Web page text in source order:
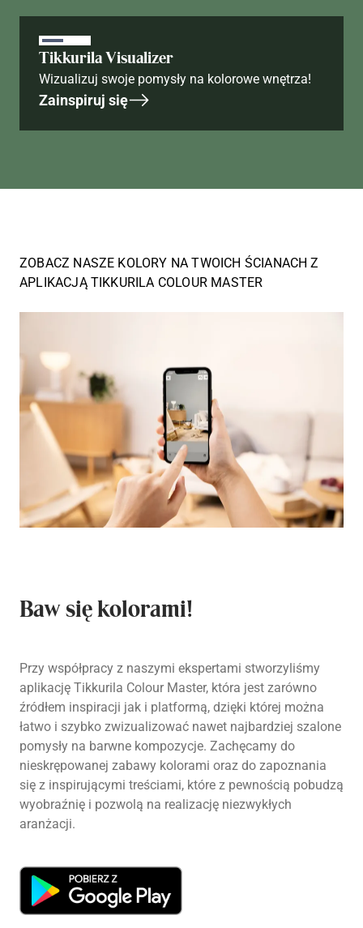
Tikkurila Visualizer
Wizualizuj swoje pomysły na kolorowe wnętrza!
Zainspiruj się
ZOBACZ NASZE KOLORY NA TWOICH ŚCIANACH Z
APLIKACJĄ TIKKURILA COLOUR MASTER
Baw się kolorami!
Przy współpracy z naszymi ekspertami stworzyliśmy
aplikację Tikkurila Colour Master, która jest zarówno
źródłem inspiracji jak i platformą, dzięki której można
łatwo i szybko zwizualizować nawet najbardziej szalone
pomysły na barwne kompozycje. Zachęcamy do
nieskrępowanej zabawy kolorami oraz do zapoznania
się z inspirującymi treściami, które z pewnością pobudzą
wyobraźnię i pozwolą na realizację niezwykłych
aranżacji.